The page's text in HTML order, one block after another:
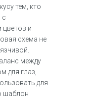
тем, кто
с
и
схема не
между
для глаз,
для
шаблон